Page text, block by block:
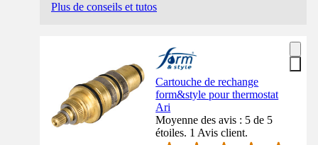
Plus de conseils et tutos
Cartouche de rechange
form&style pour thermostat
Ari
Moyenne des avis : 5 de 5
étoiles. 1 Avis client.